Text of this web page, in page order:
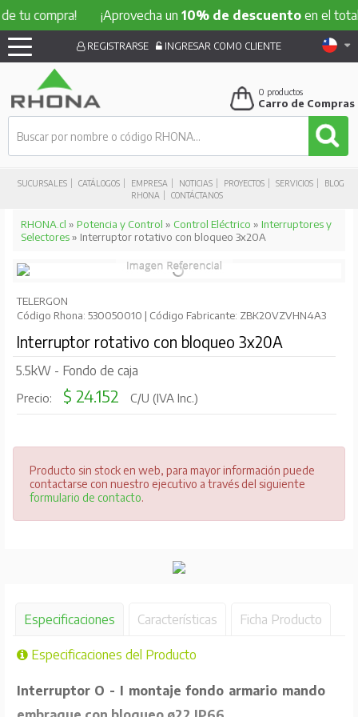
compra! ¡Aprovecha un10% de descuentoen el total
SUCURSALES CATÁLOGOS EMPRESA NOTICIAS PROYECTOS SERVICIOS
BLOG
RHONA
CONTÁCTANOS
REGISTRARSE INGRESAR COMO CLIENTE
0 productos
Carro de Compras
RHONA.cl » Potencia y Control » Control Eléctrico » Interruptores y
Selectores» Interruptor rotativo con bloqueo 3x20A
TELERGON
Código Rhona: 530050010 | Código Fabricante: ZBK20VZVHN4A3
Interruptor rotativo con bloqueo 3x20A
5.5kW - Fondo de caja
Precio: $ 24.152 C/U (IVA Inc.)
Producto sin stock en web, para mayor información puede
contactarse con nuestro ejecutivo a través del siguiente
formulario de contacto.
Especificaciones Características Ficha Producto
Especificaciones del Producto
Interruptor O - I montaje fondo armario mando